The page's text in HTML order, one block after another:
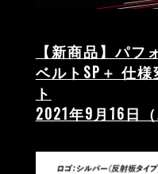
【新商品】パフ
ベルトSP＋ 仕
ト
2021年9月16日